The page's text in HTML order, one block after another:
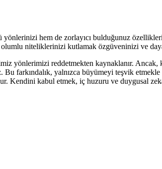
hem de zorlayıcı bulduğunuz
niteliklerinizi kutlamak özgüveninizi ve
yönlerimizi reddetmekten kaynaklanır. Ancak,
farkındalık, yalnızca büyümeyi teşvik etmekle
Kendini kabul etmek, iç huzuru ve duygusal